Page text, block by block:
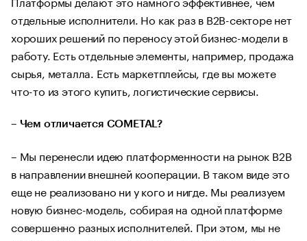
отдельные исполнители. Но как раз в B2B-секторе нет
хороших решений по переносу этой бизнес-модели в
работу. Есть отдельные элементы, например, продажа
сырья, металла. Есть маркетплейсы, где вы можете
что-то из этого купить, логистические сервисы.
– Чем отличается COMETAL?
– Мы перенесли идею платформенности на рынок B2B
в направлении внешней кооперации. В таком виде это
еще не реализовано ни у кого и нигде. Мы реализуем
новую бизнес-модель, собирая на одной платформе
совершенно разных исполнителей. При этом, мы не